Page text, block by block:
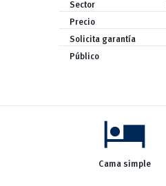
Sector
Precio
Solicita garantía
Público
hotel
Cama simple